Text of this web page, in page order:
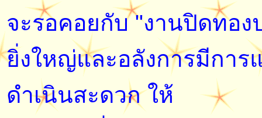
จะรอคอยกับ "งานปิดทอ
ยิ่งใหญ่และอลังการมีการ
ดำเนินสะดวก ให้